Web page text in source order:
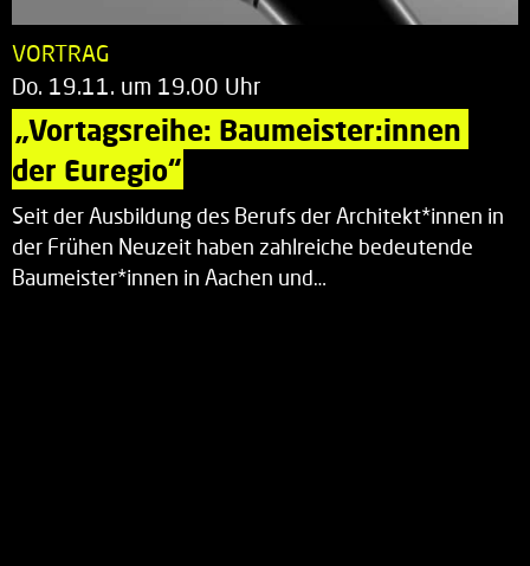
VORTRAG
Do. 19.11. um 19.00 Uhr
„Vortagsreihe: Baumeister:innen
der Euregio“
Seit der Ausbildung des Berufs der Architekt*innen in
der Frühen Neuzeit haben zahlreiche bedeutende
Baumeister*innen in Aachen und…